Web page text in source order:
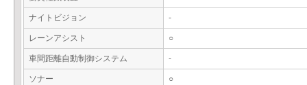
ナイトビジョン -
レーンアシスト ○
車間距離自動制御システム -
ソナー ○